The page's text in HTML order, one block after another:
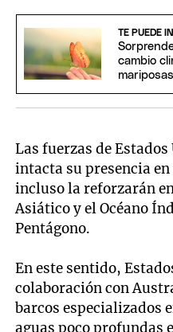
TE PUEDE
cambio
mariposas
Las fuerzas de
intacta su presencia en
incluso la reforzarán
Asiático y el Océano
Pentágono.
En este sentido,
colaboración con
barcos especializados
aguas poco profundas